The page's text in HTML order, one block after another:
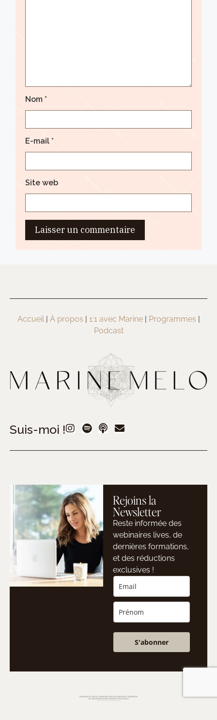
Nom*
E-mail*
Site web
Accueil| À propos 1:1 avec Marine Programmes
Podcast
Suis-moi !
Rejoins la
Newsletter
Reste informée des
webinaires lives, de
dernières formations,
et des réductions
exclusives !
S'abonner